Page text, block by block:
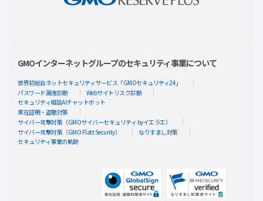
GMOインターネットグループのセキュリティ事業について
世界初総合ネットセキュリティサービス「GMOセキュリティ24」
パスワード漏洩診断
Webサイトリスク診断
セキュリティ相談AIチャットボット
実在証明・盗聴対策
サイバー攻撃対策（GMOサイバーセキュリティ byイエラエ）
サイバー攻撃対策（GMO Flatt Security）
なりすまし対策
セキュリティ事業の軌跡